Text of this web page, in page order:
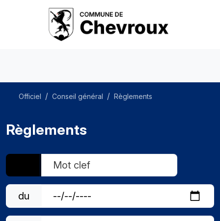
Officiel Conseil général Règlements
Règlements
du